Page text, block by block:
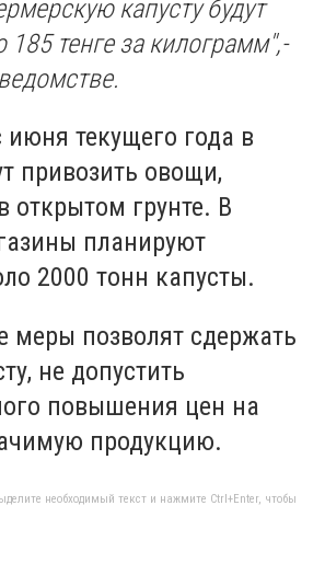
капусту будут
185 тенге за килограмм",-
июня текущего года в
привозить овощи,
грунте. В
планируют
2000 тонн капусты.
меры позволят сдержать
не допустить
повышения цен на
продукцию.
необходимый текст и нажмите Ctrl+Enter, чтобы